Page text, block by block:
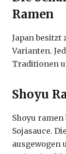
Ramen
Japan
Varianten.
Traditionen
Shoyu
Shoyu
Sojasauce.
ausgewogen